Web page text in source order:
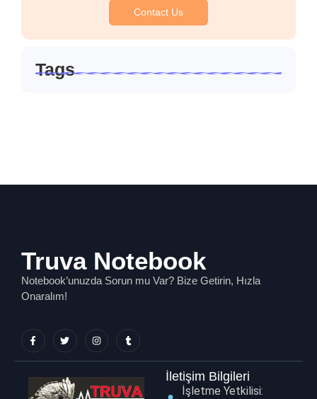
Contact Us
Tags
Truva Notebook
Notebook’unuzda Sorun mu Var? Bize Getirin, Hızla
Onaralım!
İletişim Bilgileri
İşletme Yetkilisi: